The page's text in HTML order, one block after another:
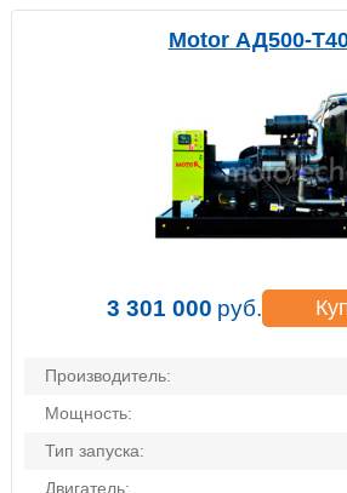
Motor АД500-
3 301 000 руб.
Производитель:
Мощность:
Тип запуска:
Двигатель: